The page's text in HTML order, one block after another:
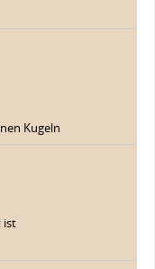
Kugeln
ist